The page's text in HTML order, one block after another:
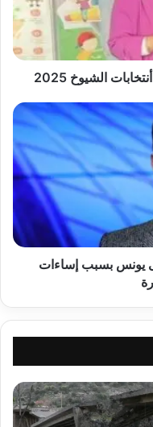
الشيوخ 2025
يونس بسبب إساءات